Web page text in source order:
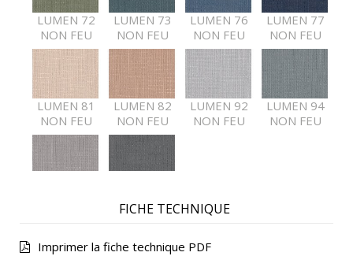
LUMEN 72
NON FEU
LUMEN 73
NON FEU
LUMEN 76
NON FEU
LUMEN 77
NON FEU
LUMEN 81
NON FEU
LUMEN 82
NON FEU
LUMEN 92
NON FEU
LUMEN 94
NON FEU
NON FEU
FICHE TECHNIQUE
Imprimer la fiche technique PDF